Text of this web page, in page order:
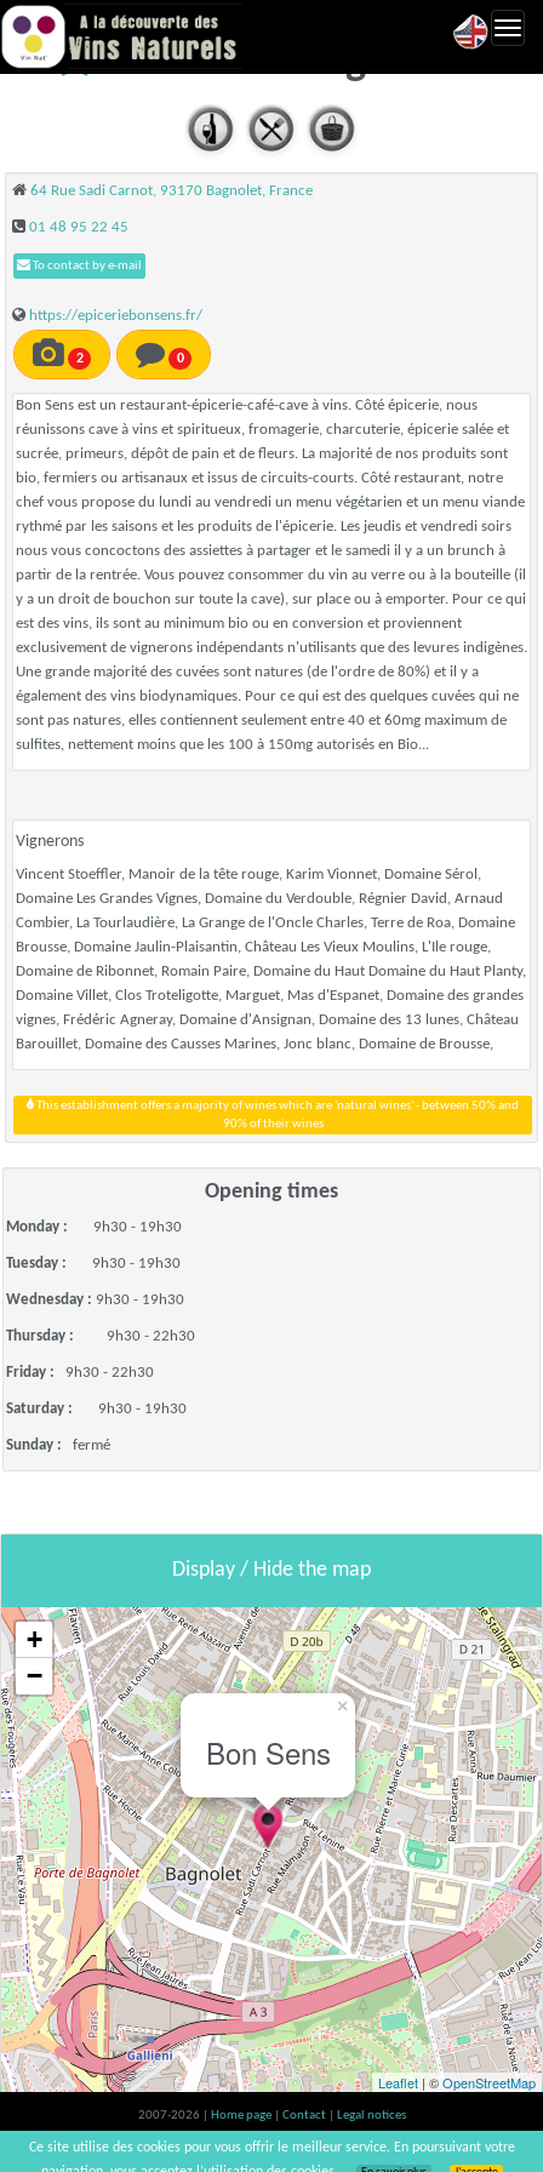
Bon Sens - Bagnolet
64 Rue Sadi Carnot, 93170 Bagnolet, France
01 48 95 22 45
To contact by e-mail
https://epiceriebonsens.fr/
2 0
Bon Sens est un restaurant-épicerie-café-cave à vins. Côté épicerie, nous
réunissons cave à vins et spiritueux, fromagerie, charcuterie, épicerie salée et
sucrée, primeurs, dépôt de pain et de fleurs. La majorité de nos produits sont
bio, fermiers ou artisanaux et issus de circuits-courts. Côté restaurant, notre
chef vous propose du lundi au vendredi un menu végétarien et un menu viande
rythmé par les saisons et les produits de l'épicerie. Les jeudis et vendredi soirs
nous vous concoctons des assiettes à partager et le samedi il y a un brunch à
partir de la rentrée. Vous pouvez consommer du vin au verre ou à la bouteille (il
y a un droit de bouchon sur toute la cave), sur place ou à emporter. Pour ce qui
est des vins, ils sont au minimum bio ou en conversion et proviennent
exclusivement de vignerons indépendants n'utilisants que des levures indigènes.
Une grande majorité des cuvées sont natures (de l'ordre de 80%) et il y a
également des vins biodynamiques. Pour ce qui est des quelques cuvées qui ne
sont pas natures, elles contiennent seulement entre 40 et 60mg maximum de
sulfites, nettement moins que les 100 à 150mg autorisés en Bio...
Vignerons
Vincent Stoeffler, Manoir de la tête rouge, Karim Vionnet, Domaine Sérol,
Domaine Les Grandes Vignes, Domaine du Verdouble, Régnier David, Arnaud
Combier, La Tourlaudière, La Grange de l'Oncle Charles, Terre de Roa, Domaine
Brousse, Domaine Jaulin-Plaisantin, Château Les Vieux Moulins, L'Ile rouge,
Domaine de Ribonnet, Romain Paire, Domaine du Haut Domaine du Haut Planty,
Domaine Villet, Clos Troteligotte, Marguet, Mas d'Espanet, Domaine des grandes
vignes, Frédéric Agneray, Domaine d'Ansignan, Domaine des 13 lunes, Château
Barouillet, Domaine des Causses Marines, Jonc blanc, Domaine de Brousse,
90% of their wines
Opening times
Monday : 9h30 - 19h30
Tuesday : 9h30 - 19h30
Wednesday : 9h30 - 19h30
Thursday : 9h30 - 22h30
Friday : 9h30 - 22h30
Saturday : 9h30 - 19h30
Sunday : fermé
Display / Hide the map
Bon Sens
×
+
−
Leaflet| ©OpenStreetMap
2007-2026 | Home page Contact
Legal notices
Alcohol abuse is bad for your health, please consume in moderation | vinsnaturels |
v3.12
Ce site utilise des cookies pour vous offrir le meilleur service. En poursuivant votre